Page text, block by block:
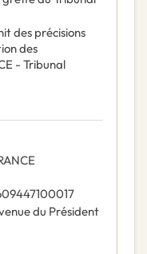
des précisions
des
- Tribunal
du Président